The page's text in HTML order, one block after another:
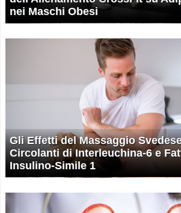
nei Maschi Obesi
Gli Effetti del Massaggio
Circolanti di Interleuchina-6 e
Insulino-Simile 1